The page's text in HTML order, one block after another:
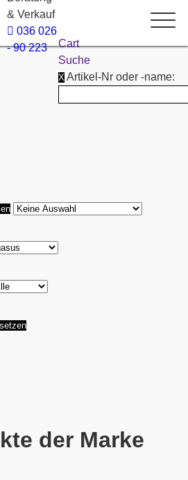
& Verkauf
036 026
- 90 223
Cart
Suche
X Artikel-Nr oder -name:
der Marke